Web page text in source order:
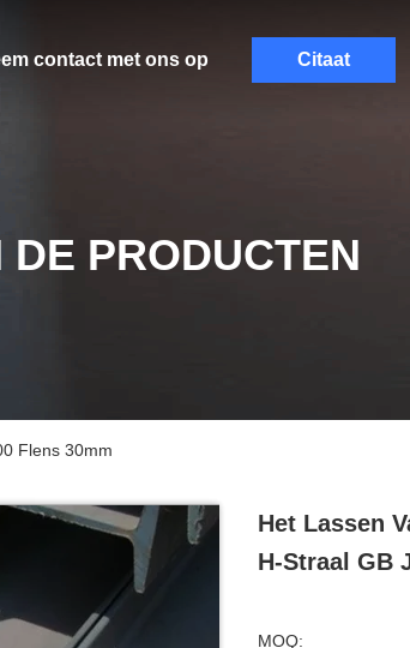
contact met ons op Citaat
PRODUCTEN
Flens 30mm
Het Lassen
H-Straal GB
MOQ: